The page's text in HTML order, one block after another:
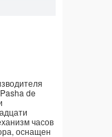
de
часов
оснащен